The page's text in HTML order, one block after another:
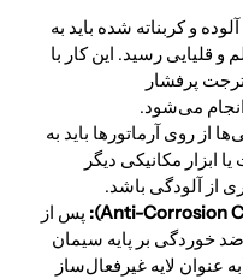
و کربناته شده باید به
قلیایی رسید. این کار با
پرفشار
از روی آرماتورها باید به
مکانیکی دیگر
از آلودگی باشد.
پس از
ضد خوردگی بر پایه سیمان
عنوان لایه غیرفعال‌ساز